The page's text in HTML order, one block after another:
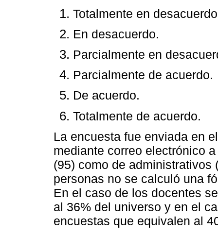
Totalmente en
En desacuerdo.
Parcialmente en
Parcialmente de acuerdo.
De acuerdo.
Totalmente de acuerdo.
La encuesta fue enviada en
mediante correo electrónico
(95) como de administrativos
personas no se calculó una
En el caso de los docentes
al 36% del universo y en el
encuestas que equivalen al